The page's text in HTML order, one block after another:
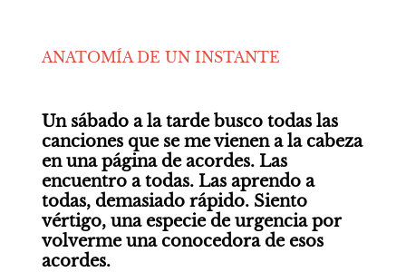
ANATOMÍA DE UN INSTANTE
Un sábado a la tarde busco todas las
canciones que se me vienen a la cabeza
en una página de acordes. Las
encuentro a todas. Las aprendo a
todas, demasiado rápido. Siento
vértigo, una especie de urgencia por
volverme una conocedora de esos
acordes.